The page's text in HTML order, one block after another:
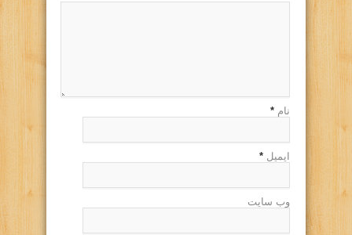
نام *
ایمیل *
وب سایت